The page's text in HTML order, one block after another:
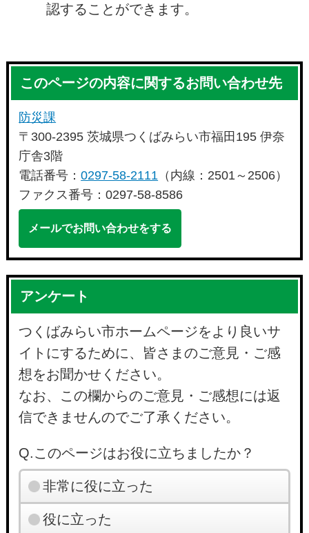
認することができます。
このページの内容に関するお問い合わせ先
防災課
〒300-2395 茨城県つくばみらい市福田195 伊奈
庁舎3階
電話番号：0297-58-2111 （内線：2501～2506）
ファクス番号：0297-58-8586
メールでお問い合わせをする
アンケート
つくばみらい市ホームページをより良いサ
イトにするために、皆さまのご意見・ご感
想をお聞かせください。
なお、この欄からのご意見・ご感想には返
信できませんのでご了承ください。
Q.このページはお役に立ちましたか？
非常に役に立った
役に立った